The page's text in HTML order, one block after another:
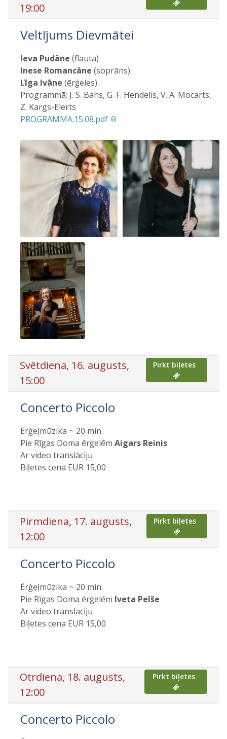
19:00
Veltījums Dievmātei
Ieva Pudāne (flauta)
Inese Romancāne (soprāns)
Līga Ivāne (ērģeles)
Programmā: J. S. Bahs, G. F. Hendelis, V. A. Mocarts,
Z. Kargs-Elerts
PROGRAMMA.15.08.pdf
Svētdiena, 16. augusts,
15:00
Pirkt biļetes
Concerto Piccolo
Ērģeļmūzika ~ 20 min.
Pie Rīgas Doma ērģelēm Aigars Reinis
Ar video translāciju
Biļetes cena EUR 15,00
Pirmdiena, 17. augusts,
12:00
Pirkt biļetes
Concerto Piccolo
Ērģeļmūzika ~ 20 min.
Pie Rīgas Doma ērģelēm Iveta Pelše
Ar video translāciju
Biļetes cena EUR 15,00
Otrdiena, 18. augusts,
12:00
Pirkt biļetes
Concerto Piccolo